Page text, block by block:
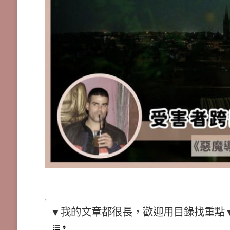
▼我的文章都很長，歡迎用目錄找重